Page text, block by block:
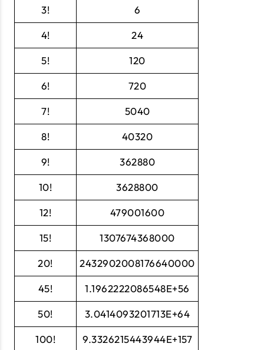
3! 6
4! 24
5! 120
6! 720
7! 5040
8! 40320
9! 362880
10! 3628800
12! 479001600
15! 1307674368000
20! 2432902008176640000
45! 1.1962222086548E+56
50! 3.0414093201713E+64
100! 9.3326215443944E+157